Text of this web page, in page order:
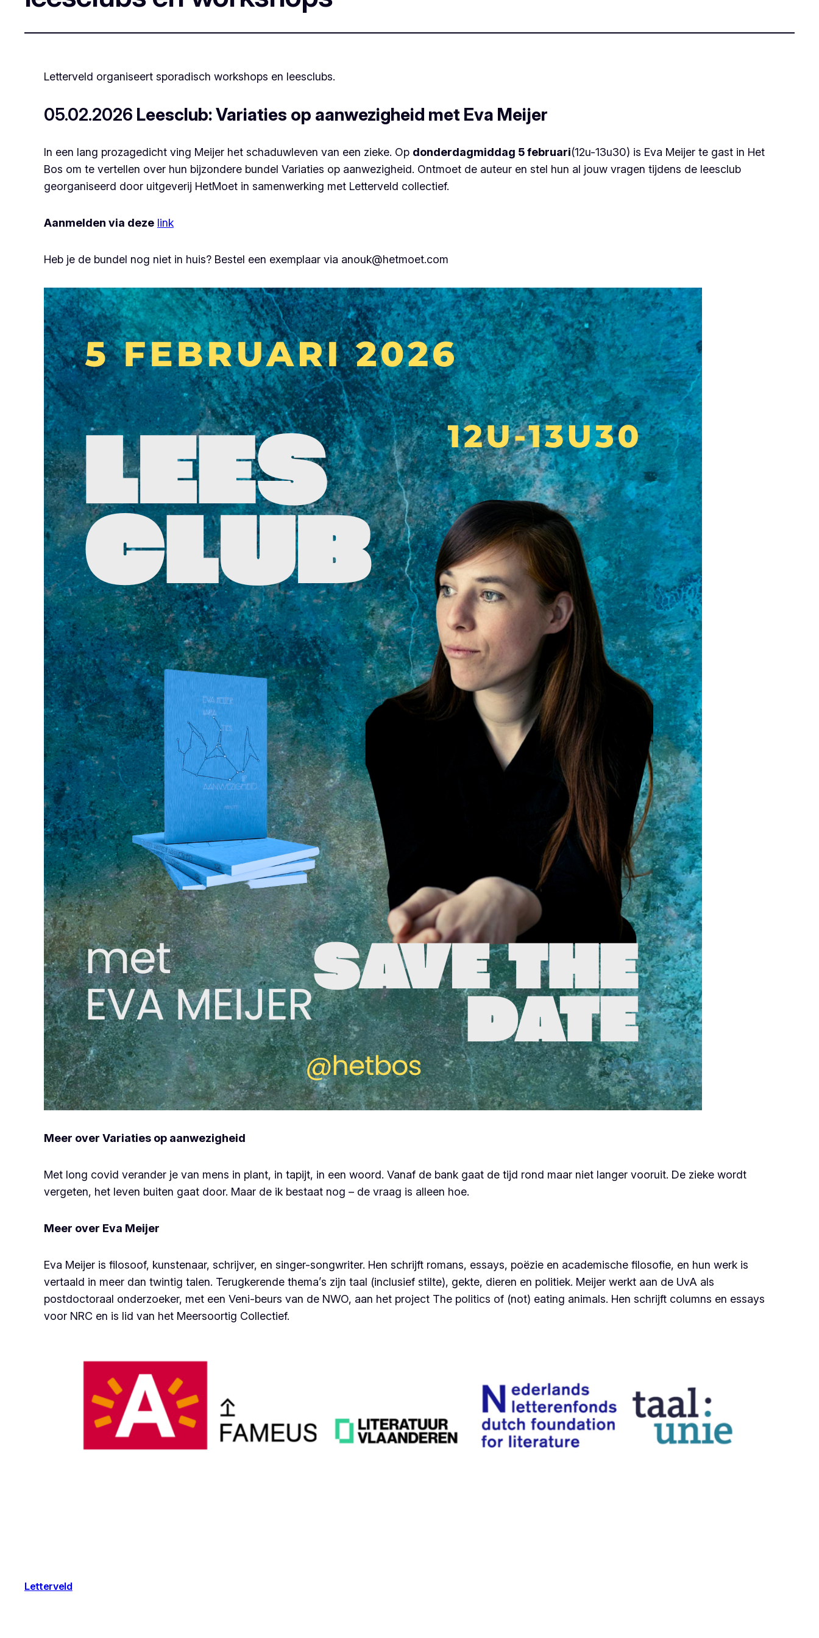
Letterveld organiseert sporadisch workshops en leesclubs.
05.02.2026 Leesclub: Variaties op aanwezigheid met Eva Meijer
In een lang prozagedicht ving Meijer het schaduwleven van een zieke. Op donderdagmiddag 5 februari(12u-13u30) is Eva Meijer te gast in Het
Bos om te vertellen over hun bijzondere bundel Variaties op aanwezigheid. Ontmoet de auteur en stel hun al jouw vragen tijdens de leesclub
georganiseerd door uitgeverij HetMoet in samenwerking met Letterveld collectief.
Aanmelden via deze link
Heb je de bundel nog niet in huis? Bestel een exemplaar via anouk@hetmoet.com
Meer over Variaties op aanwezigheid
Met long covid verander je van mens in plant, in tapijt, in een woord. Vanaf de bank gaat de tijd rond maar niet langer vooruit. De zieke wordt
vergeten, het leven buiten gaat door. Maar de ik bestaat nog – de vraag is alleen hoe.
Meer over Eva Meijer
Eva Meijer is filosoof, kunstenaar, schrijver, en singer-songwriter. Hen schrijft romans, essays, poëzie en academische filosofie, en hun werk is
vertaald in meer dan twintig talen. Terugkerende thema’s zijn taal (inclusief stilte), gekte, dieren en politiek. Meijer werkt aan de UvA als
postdoctoraal onderzoeker, met een Veni-beurs van de NWO, aan het project The politics of (not) eating animals. Hen schrijft columns en essays
voor NRC en is lid van het Meersoortig Collectief.
Letterveld